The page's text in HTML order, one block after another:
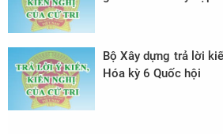
Bộ Xây dựng trả lời
Hóa kỳ 6 Quốc hội